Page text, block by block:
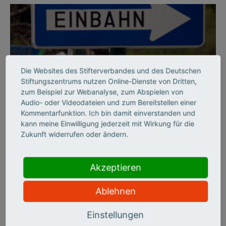
BILDUNGSSYSTEM
Per Einbahnstraße durch
die Hochschulbildung
Der Stifterverband hat die deutschen Hochschulen zehn Jahre
lang auf sechs Handlungsfeldern beobachtet und zieht ein
Die Websites des Stifterverbandes und des Deutschen
Stiftungszentrums nutzen Online-Dienste von Dritten,
zum Beispiel zur Webanalyse, zum Abspielen von
Audio- oder Videodateien und zum Bereitstellen einer
Kommentarfunktion. Ich bin damit einverstanden und
kann meine Einwilligung jederzeit mit Wirkung für die
Zukunft widerrufen oder ändern.
Akzeptieren
Ablehnen
Einstellungen